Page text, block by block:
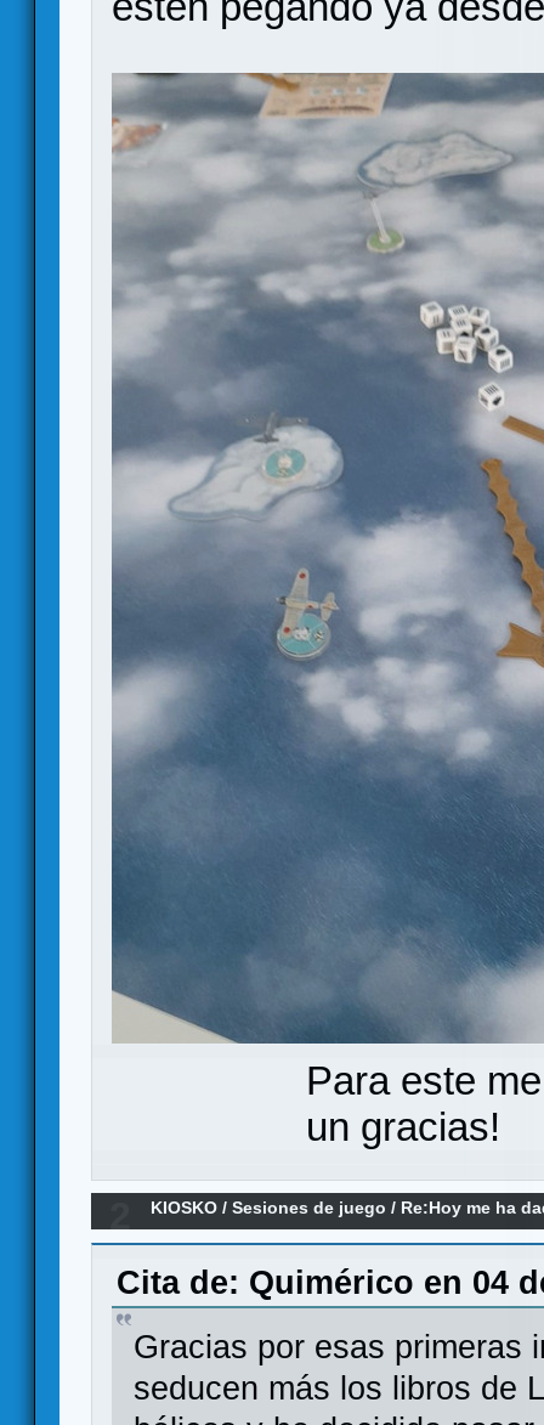
Para este
un gracias!
KIOSKO /Sesiones de juego / Re:Hoy me ha
remake)
Cita de: Quimérico en 04
Gracias por esas primeras
seducen más los libros de